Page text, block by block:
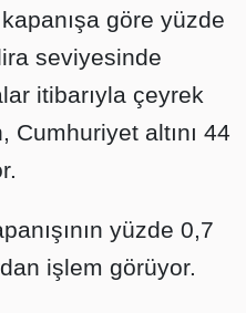
göre yüzde
seviyesinde
itibarıyla çeyrek
Cumhuriyet altını 44
yüzde 0,7
işlem görüyor.